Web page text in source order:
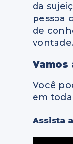
da
pessoa
de
vontade.
Vamos
Você
em
Assista